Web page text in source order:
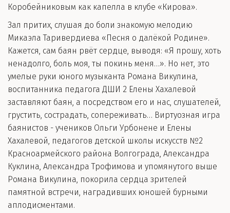
Коробейниковым как капелла в клубе «Кирова».
Зал притих, слушая до боли знакомую мелодию
Микаэла Таривердиева «Песня о далёкой Родине».
Кажется, сам баян рвёт сердце, выводя: «Я прошу, хоть
ненадолго, боль моя, ты покинь меня…». Но нет, это
умелые руки юного музыканта Романа Викулина,
воспитанника педагога ДШИ 2 Елены Хахалевой
заставляют баян, а посредством его и нас, слушателей,
грустить, сострадать, сопереживать… Виртуозная игра
баянистов - учеников Ольги Урбонене и Елены
Хахалевой, педагогов детской школы искусств №2
Красноармейского района Волгограда, Александра
Куклина, Александра Трофимова и упомянутого выше
Романа Викулина, покорила сердца зрителей
памятной встречи, наградивших юношей бурными
аплодисментами.